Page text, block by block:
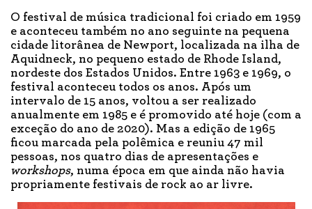
O festival de música tradicional foi criado em 1959
e aconteceu também no ano seguinte na pequena
cidade litorânea de Newport, localizada na ilha de
Aquidneck, no pequeno estado de Rhode Island,
nordeste dos Estados Unidos. Entre 1963 e 1969, o
festival aconteceu todos os anos. Após um
intervalo de 15 anos, voltou a ser realizado
anualmente em 1985 e é promovido até hoje (com a
exceção do ano de 2020). Mas a edição de 1965
ficou marcada pela polêmica e reuniu 47 mil
pessoas, nos quatro dias de apresentações e
workshops, numa época em que ainda não havia
propriamente festivais de rock ao ar livre.